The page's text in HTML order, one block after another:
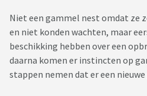
Niet een gammel nest omdat ze
en niet konden wachten, maar
beschikking hebben over een
daarna komen er instincten op
stappen nemen dat er een